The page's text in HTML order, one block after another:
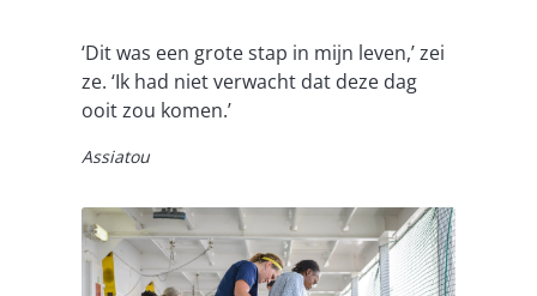
‘Dit was een grote stap in mijn leven,’ zei
ze. ‘Ik had niet verwacht dat deze dag
ooit zou komen.’
Assiatou